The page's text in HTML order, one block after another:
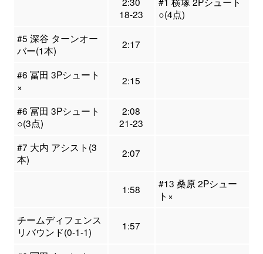
18-23
○(4点)
#5 深谷 ターンオー
バー(1本)
2:17
#6 冨田 3Pシュート
×
2:15
#6 冨田 3Pシュート
○(3点)
2:08
21-23
#7 大内 アシスト(3
本)
2:07
1:58
#13 桑原 2Pシュー
ト×
チームディフェンス
リバウンド(0-1-1)
1:57